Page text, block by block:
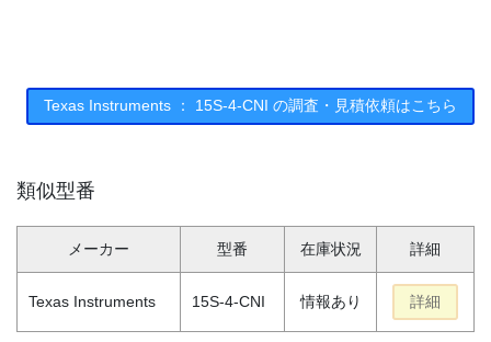
Texas Instruments ： 15S-4-CNI の調査・見積依頼はこちら
類似型番
メーカー 型番 在庫状況 詳細
Texas Instruments 15S-4-CNI 情報あり 詳細